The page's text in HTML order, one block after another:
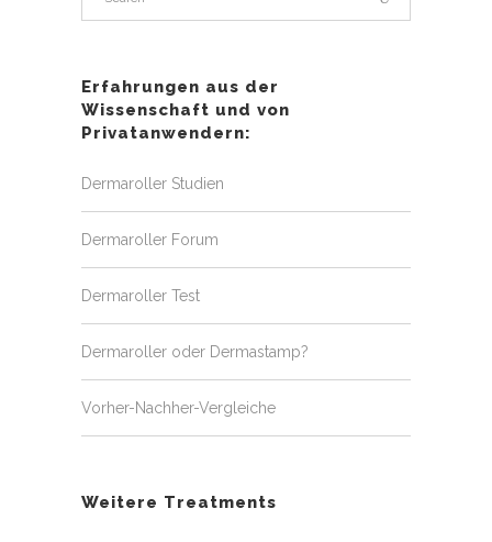
Erfahrungen aus der
Wissenschaft und von
Privatanwendern:
Dermaroller Studien
Dermaroller Forum
Dermaroller Test
Dermaroller oder Dermastamp?
Vorher-Nachher-Vergleiche
Weitere Treatments